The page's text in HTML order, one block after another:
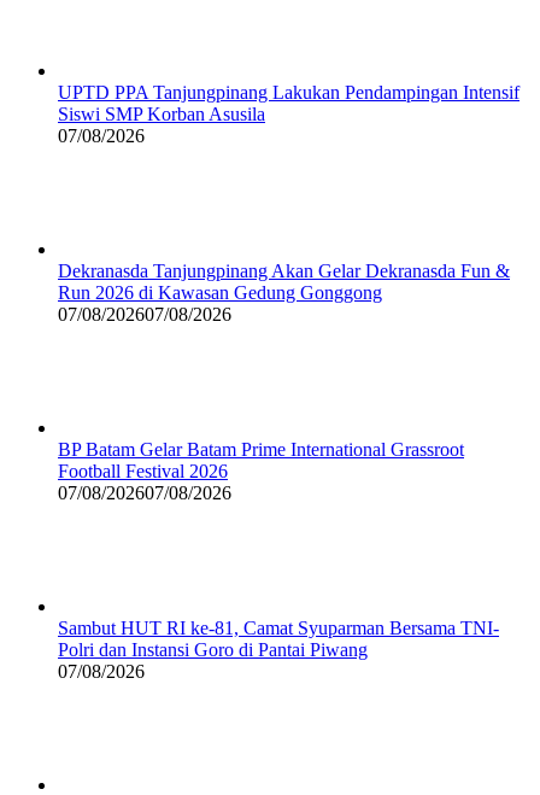
UPTD PPA Tanjungpinang Lakukan Pendampingan Intensif
Siswi SMP Korban Asusila
07/08/2026
Dekranasda Tanjungpinang Akan Gelar Dekranasda Fun &
Run 2026 di Kawasan Gedung Gonggong
07/08/202607/08/2026
BP Batam Gelar Batam Prime International Grassroot
Football Festival 2026
07/08/202607/08/2026
Sambut HUT RI ke-81, Camat Syuparman Bersama TNI-
Polri dan Instansi Goro di Pantai Piwang
07/08/2026